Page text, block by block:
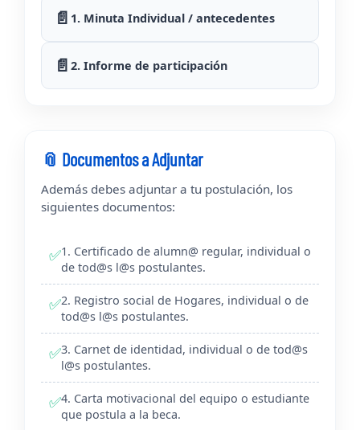
📄 1. Minuta Individual / antecedentes
📄 2. Informe de participación
📎 Documentos a Adjuntar
Además debes adjuntar a tu postulación, los
siguientes documentos:
✅1. Certificado de alumn@ regular, individual o
de tod@s l@s postulantes.
✅2. Registro social de Hogares, individual o de
tod@s l@s postulantes.
✅3. Carnet de identidad, individual o de tod@s
l@s postulantes.
✅4. Carta motivacional del equipo o estudiante
que postula a la beca.